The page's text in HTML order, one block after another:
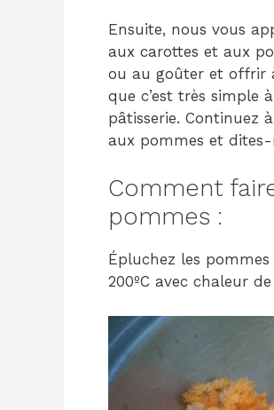
Ensuite, nous vous
aux carottes et aux
ou au goûter et offrir
que c’est très simple
pâtisserie. Continuez
aux pommes et
Comment
pommes :
Épluchez les
200ºC avec chaleur